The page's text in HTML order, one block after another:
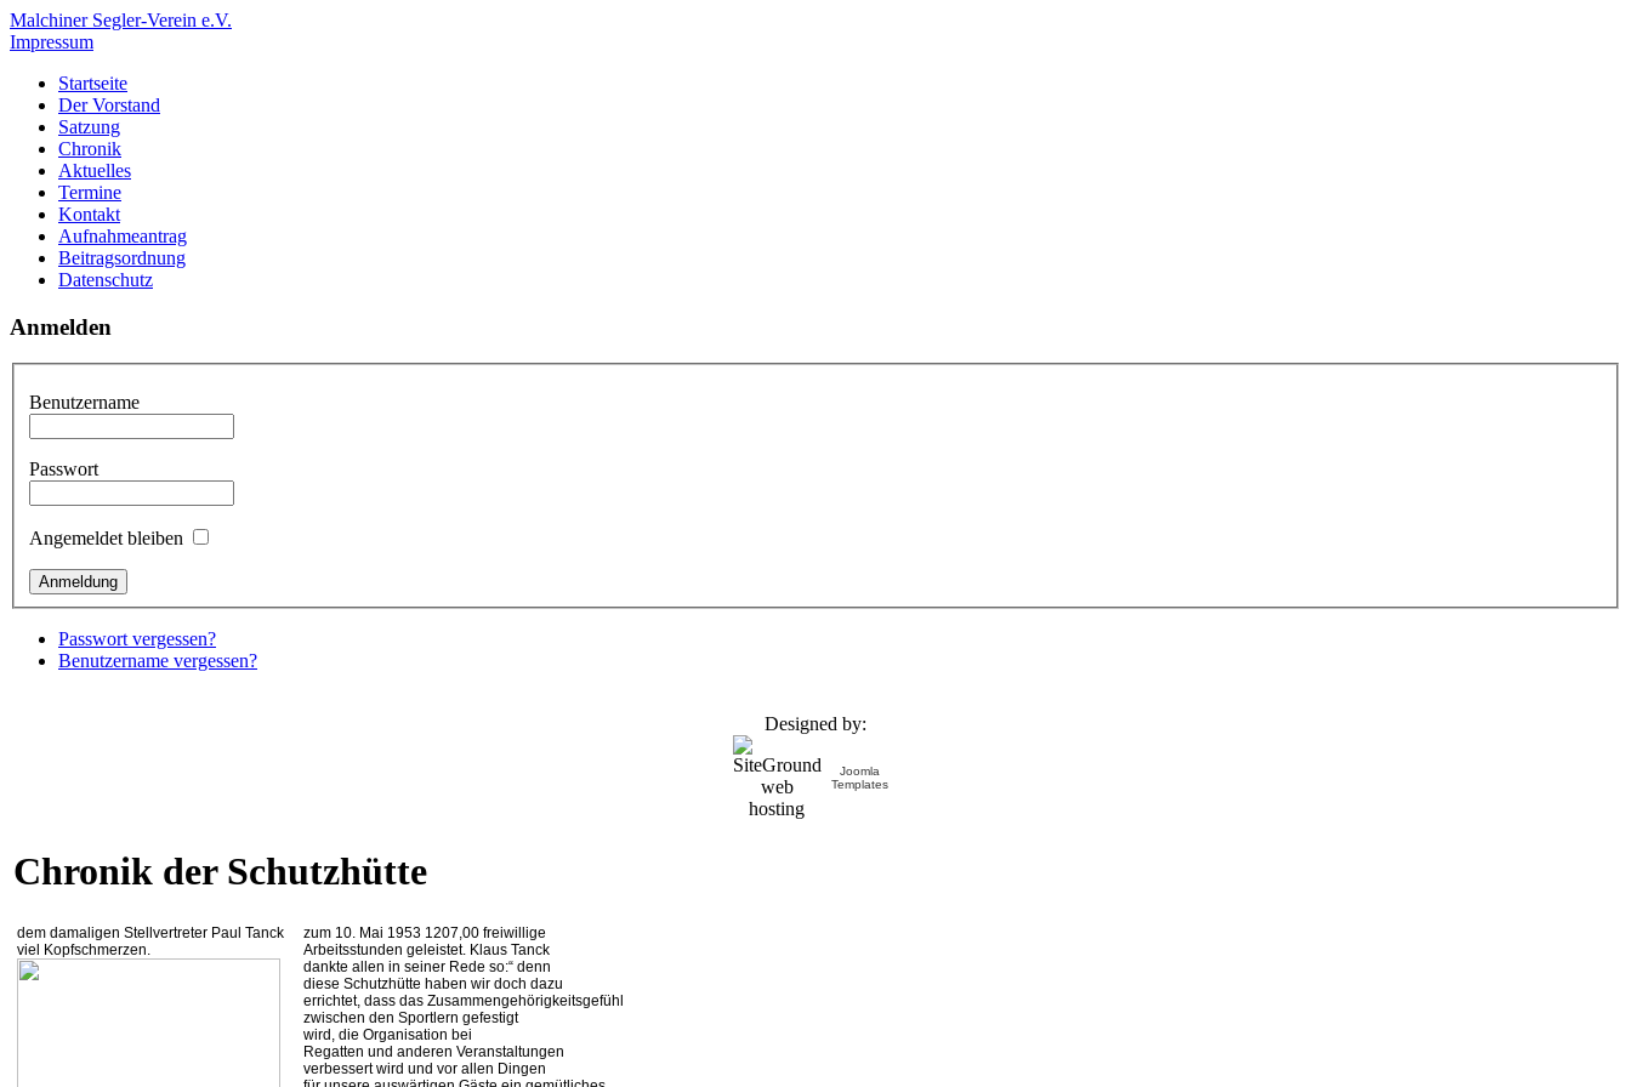
Malchiner Segler-Verein e.V.
Impressum
Startseite
Der Vorstand
Satzung
Chronik
Aktuelles
Termine
Kontakt
Aufnahmeantrag
Beitragsordnung
Datenschutz
Anmelden
Benutzername
Passwort
Angemeldet bleiben
Passwort vergessen?
Benutzername vergessen?
Designed by:
Joomla
Templates
Chronik der Schutzhütte
dem damaligen Stellvertreter Paul Tanck
viel Kopfschmerzen.
zum 10. Mai 1953 1207,00 freiwillige
Arbeitsstunden geleistet. Klaus Tanck
dankte allen in seiner Rede so:“ denn
diese Schutzhütte haben wir doch dazu
errichtet, dass das Zusammengehörigkeitsgefühl
zwischen den Sportlern gefestigt
wird, die Organisation bei
Regatten und anderen Veranstaltungen
verbessert wird und vor allen Dingen